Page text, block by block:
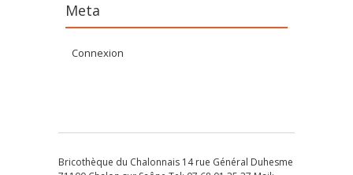
Meta
Connexion
Bricothèque du Chalonnais 14 rue Général Duhesme